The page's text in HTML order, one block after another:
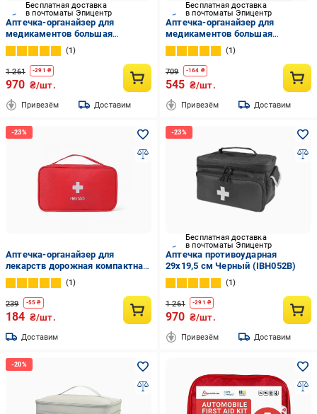
Бесплатная доставка
в почтоматы Эпицентр
Аптечка-органайзер для
медикаментов большая
Красный (IBH052R)
1
1 261 -291 ₴
970 ₴/шт.
Привезём Доставим
Бесплатная доставка
в почтоматы Эпицентр
Аптечка-органайзер для
медикаментов большая
35x24x17см Серый (IBC007LS)
1
709 -164 ₴
545 ₴/шт.
Привезём Доставим
Аптечка-органайзер для
лекарств дорожная компактная
23x13 см Красный (IBH055R)
1
239 -55 ₴
184 ₴/шт.
Доставим
Бесплатная доставка
в почтоматы Эпицентр
Аптечка противоударная
29х19,5 см Черный (IBH052B)
1
1 261 -291 ₴
970 ₴/шт.
Привезём Доставим